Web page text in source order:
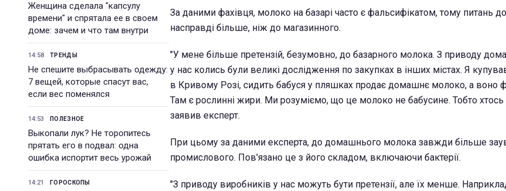
Женщина сделала "капсулу
времени" и спрятала ее в своем
доме: зачем и что там внутри
14:58 ТРЕНДЫ
Не спешите выбрасывать одежду:
7 вещей, которые спасут вас,
если вес поменялся
14:53 ПОЛЕЗНОЕ
Выкопали лук? Не торопитесь
прятать его в подвал: одна
ошибка испортит весь урожай
14:21 ГОРОСКОПЫ
За даними фахівця, молоко на базарі часто є фальсифікатом, тому питань
насправді більше, ніж до магазинного.
"У мене більше претензій, безумовно, до базарного молока. З приводу
у нас колись були великі дослідження по закупках в інших містах. Я
в Кривому Розі, сидить бабуся у пляшках продає домашнє молоко, а воно
Там є рослинні жири. Ми розуміємо, що це молоко не бабусине. Тобто хтось
заявив експерт.
При цьому за даними експерта, до домашнього молока завжди більше
промислового. Пов'язано це з його складом, включаючи бактерії.
"З приводу виробників у нас можуть бути претензії, але їх менше.